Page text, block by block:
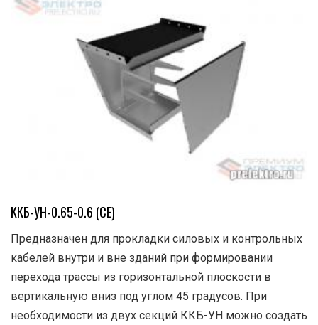
ККБ-УН-0.65-0.6 (СЕ)
Предназначен для прокладки силовых и контрольных
кабелей внутри и вне зданий при формировании
перехода трассы из горизонтальной плоскости в
вертикальную вниз под углом 45 градусов. При
необходимости из двух секций ККБ-УН можно создать